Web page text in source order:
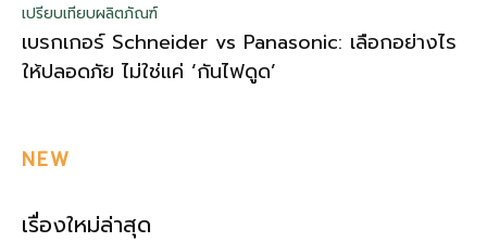
เปรียบเทียบผลิตภัณฑ์
เบรกเกอร์ Schneider vs Panasonic: เลือกอย่างไร
ให้ปลอดภัย ไม่ใช่แค่ ‘กันไฟดูด’
NEW
เรื่องใหม่ล่าสุด